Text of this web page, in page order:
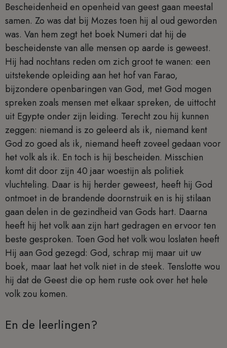
Bescheidenheid en openheid van geest gaan meestal
samen. Zo was dat bij Mozes toen hij al oud geworden
was. Van hem zegt het boek Numeri dat hij de
bescheidenste van alle mensen op aarde is geweest.
Hij had nochtans reden om zich groot te wanen: een
uitstekende opleiding aan het hof van Farao,
bijzondere openbaringen van God, met God mogen
spreken zoals mensen met elkaar spreken, de uittocht
uit Egypte onder zijn leiding. Terecht zou hij kunnen
zeggen: niemand is zo geleerd als ik, niemand kent
God zo goed als ik, niemand heeft zoveel gedaan voor
het volk als ik. En toch is hij bescheiden. Misschien
komt dit door zijn 40 jaar woestijn als politiek
vluchteling. Daar is hij herder geweest, heeft hij God
ontmoet in de brandende doornstruik en is hij stilaan
gaan delen in de gezindheid van Gods hart. Daarna
heeft hij het volk aan zijn hart gedragen en ervoor ten
beste gesproken. Toen God het volk wou loslaten heeft
Hij aan God gezegd: God, schrap mij maar uit uw
boek, maar laat het volk niet in de steek. Tenslotte wou
hij dat de Geest die op hem ruste ook over het hele
volk zou komen.
En de leerlingen?